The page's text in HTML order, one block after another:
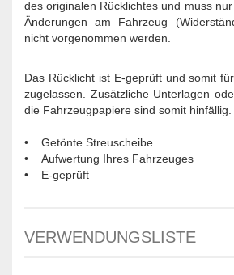
des originalen Rücklichtes und muss nur
Änderungen am Fahrzeug
nicht vorgenommen werden.
Das Rücklicht ist E-geprüft und somit
zugelassen. Zusätzliche Unterlagen
die Fahrzeugpapiere sind somit hinfällig.
• Getönte Streuscheibe
• Aufwertung Ihres Fahrzeuges
• E-geprüft
VERWENDUNGSLISTE